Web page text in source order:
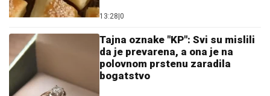
13:28|0
Tajna oznake "KP": Svi su mislili
da je prevarena, a ona je na
polovnom prstenu zaradila
bogatstvo